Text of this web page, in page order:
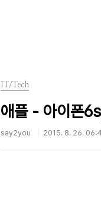
IT/Tech
애플 - 아이폰
say2you 2015. 8. 26.